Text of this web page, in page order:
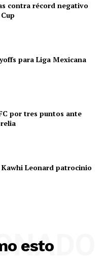
contra récord negativo
para Liga Mexicana
por tres puntos ante
Kawhi Leonard patrocinio
esto